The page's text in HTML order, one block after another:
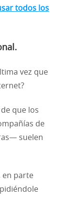
todos los
vez que
que los
de
suelen
en parte